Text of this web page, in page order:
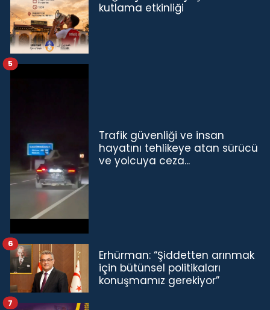
kutlama etkinliği
Trafik güvenliği ve insan
hayatını tehlikeye atan sürücü
ve yolcuya ceza...
5
Erhürman: “Şiddetten arınmak
için bütünsel politikaları
konuşmamız gerekiyor”
6
7